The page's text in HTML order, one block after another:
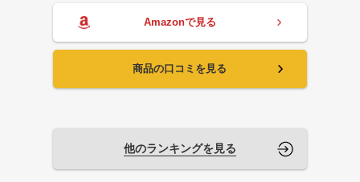
Amazonで見る
商品の口コミを見る
他のランキングを見る